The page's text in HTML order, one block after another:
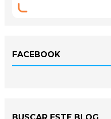
FACEBOOK
BUSCAR ESTE BLOG